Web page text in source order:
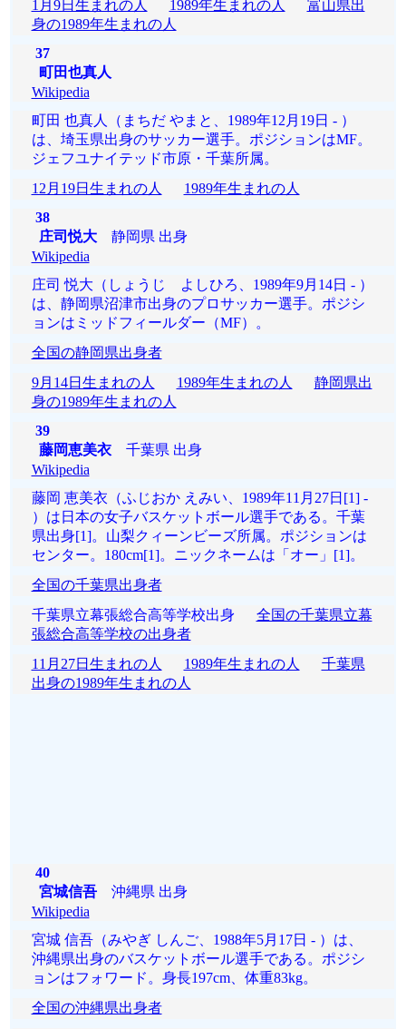
1月9日生まれの人 1989年生まれの人
富山県出
身の1989年生まれの人
37
町田也真人
Wikipedia
町田 也真人（まちだ やまと、1989年12月19日 - ）
は、埼玉県出身のサッカー選手。ポジションはMF。
ジェフユナイテッド市原・千葉所属。
12月19日生まれの人
1989年生まれの人
38
庄司悦大静岡県 出身
Wikipedia
庄司 悦大（しょうじ よしひろ、1989年9月14日 - ）
は、静岡県沼津市出身のプロサッカー選手。ポジシ
ョンはミッドフィールダー（MF）。
全国の静岡県出身者
9月14日生まれの人
1989年生まれの人
静岡県出
身の1989年生まれの人
39
藤岡恵美衣千葉県 出身
Wikipedia
藤岡 恵美衣（ふじおか えみい、1989年11月27日[1] -
）は日本の女子バスケットボール選手である。千葉
県出身[1]。山梨クィーンビーズ所属。ポジションは
センター。180cm[1]。ニックネームは「オー」[1]。
全国の千葉県出身者
千葉県立幕張総合高等学校出身 全国の千葉県立幕
張総合高等学校の出身者
11月27日生まれの人
1989年生まれの人
千葉県
出身の1989年生まれの人
40
宮城信吾沖縄県 出身
Wikipedia
宮城 信吾（みやぎ しんご、1988年5月17日 - ）は、
沖縄県出身のバスケットボール選手である。ポジシ
ョンはフォワード。身長197cm、体重83kg。
全国の沖縄県出身者